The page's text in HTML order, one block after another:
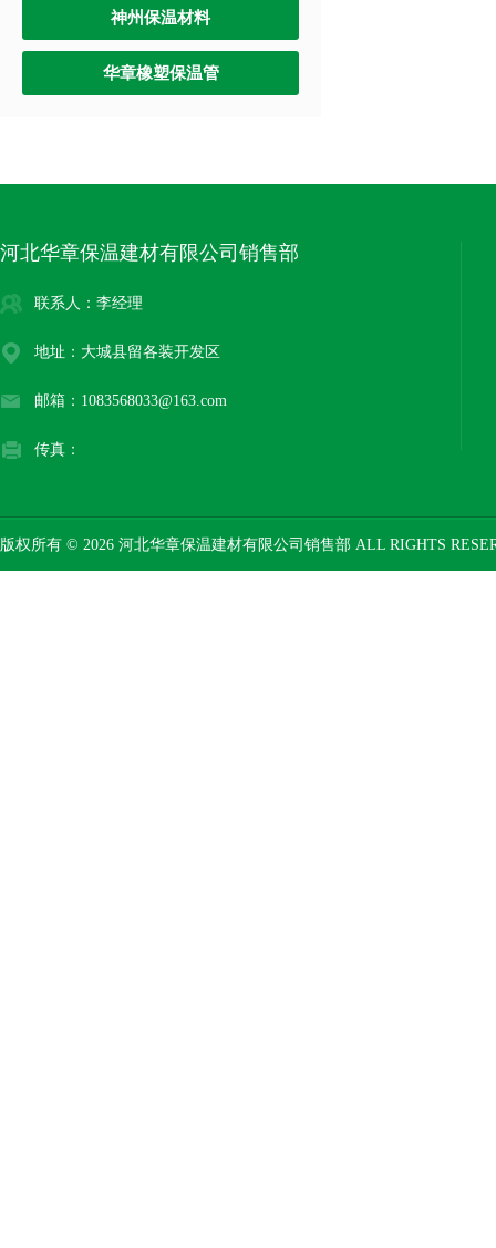
神州保温材料
华章橡塑保温管
河北华章保温建材有限公司销售部
联系人：李经理
地址：大城县留各装开发区
邮箱：1083568033@163.com
传真：
版权所有 © 2026 河北华章保温建材有限公司销售部 ALL RIGHTS